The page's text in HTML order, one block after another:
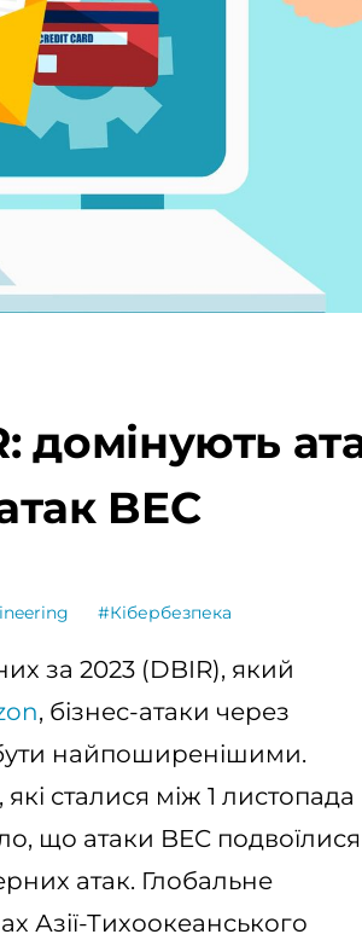
домінують
BEC
#Кібербезпека
за 2023 (DBIR), який
, бізнес-атаки через
найпоширенішими.
сталися між 1 листопада
що атаки BEC подвоїлися
атак. Глобальне
Азії-Тихоокеанського